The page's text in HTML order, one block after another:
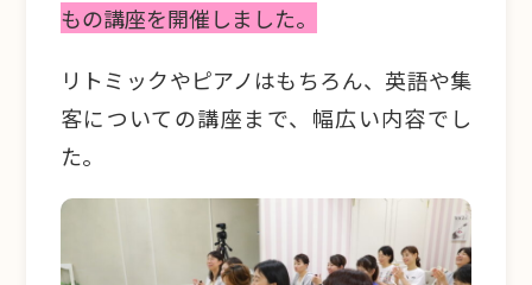
もの講座を開催しました。
リトミックやピアノはもちろん、英語や集
客についての講座まで、幅広い内容でし
た。